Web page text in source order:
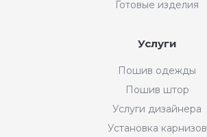
Готовые изделия
Услуги
Пошив одежды
Пошив штор
Услуги дизайнера
Установка карнизов